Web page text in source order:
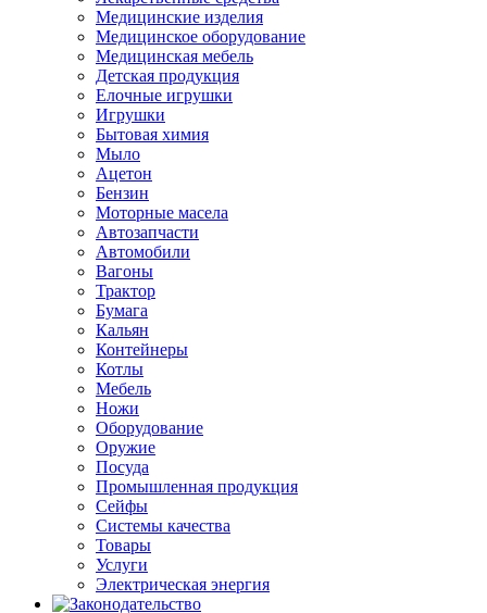
Медицинские изделия
Медицинское оборудование
Медицинская мебель
Детская продукция
Елочные игрушки
Игрушки
Бытовая химия
Мыло
Ацетон
Бензин
Моторные масела
Автозапчасти
Автомобили
Вагоны
Трактор
Бумага
Кальян
Контейнеры
Котлы
Мебель
Ножи
Оборудование
Оружие
Посуда
Промышленная продукция
Сейфы
Системы качества
Товары
Услуги
Электрическая энергия